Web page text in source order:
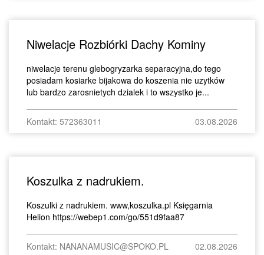
Niwelacje Rozbiórki Dachy Kominy
niwelacje terenu glebogryzarka separacyjna,do tego
posiadam kosiarke bijakowa do koszenia nie uzytków
lub bardzo zarosnietych dzialek i to wszystko je...
Kontakt: 572363011 03.08.2026
Koszulka z nadrukiem.
Koszulki z nadrukiem. www,koszulka.pl Księgarnia
Helion https://webep1.com/go/551d9faa87
Kontakt: NANANAMUSIC@SPOKO.PL 02.08.2026